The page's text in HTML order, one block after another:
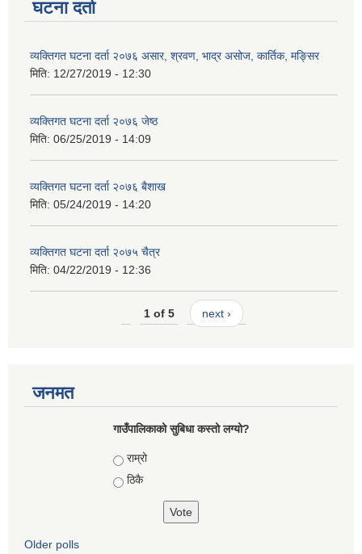
घटना दर्ता
व्यक्तिगत घटना दर्ता २०७६ असार, श्रवण, भाद्र असोज, कार्तिक, मङ्सिर
मिति: 12/27/2019 - 12:30
व्यक्तिगत घटना दर्ता २०७६ जेष्ठ
मिति: 06/25/2019 - 14:09
व्यक्तिगत घटना दर्ता २०७६ बैशाख
मिति: 05/24/2019 - 14:20
व्यक्तिगत घटना दर्ता २०७५ चैत्र
मिति: 04/22/2019 - 12:36
1 of 5 next ›
जनमत
गाउँपालिकाको सुबिधा कस्तो लग्यो?
Choices
राम्रो
ठिकै
Older polls